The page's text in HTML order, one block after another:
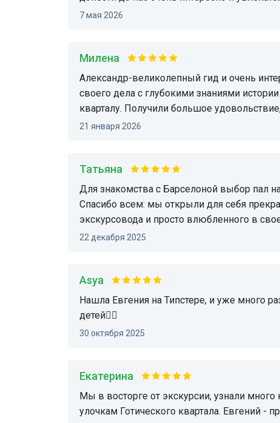
7 мая 2026
Милена
Александр-великолепный гид и очень интересный творческий человек. Профессионал
своего дела с глубокими знаниями
кварталу. Получили большое
21 января 2026
Татьяна
Для знакомства с Барселоной выбор пал на Евгения - благодаря отзывам его туристов!
Спасибо всем: мы открыли для себя
экскурсовода и просто влюбленного в
22 декабря 2025
Asya
Нашла Евгения на Типстере, и уже много раз были с ним на экскурсиях и на квесте для
детей👍🏻
30 октября 2025
Екатерина
Мы в восторге от экскурсии, узнали много нового о Каталонии, гуляя по эклектичным
улочкам Готического квартала. Евгений -